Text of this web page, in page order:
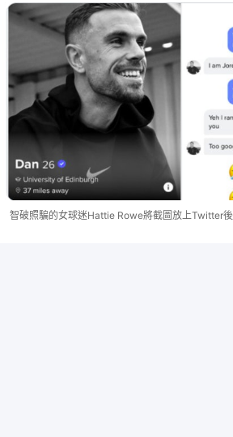
智破照騙的女球迷Hattie Rowe將截圖放上Twitter後